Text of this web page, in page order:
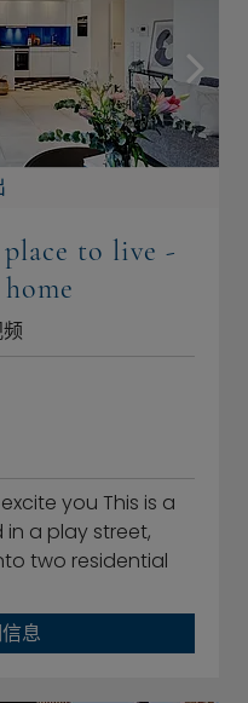
to live -
you This is a
a play street,
two residential
息